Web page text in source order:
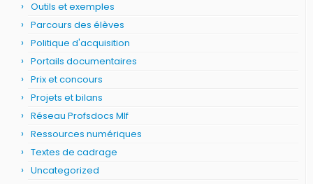
Outils et exemples
Parcours des élèves
Politique d'acquisition
Portails documentaires
Prix et concours
Projets et bilans
Réseau Profsdocs Mlf
Ressources numériques
Textes de cadrage
Uncategorized